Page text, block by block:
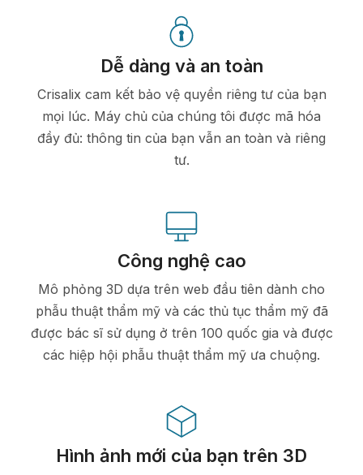
Dễ dàng và an toàn
Crisalix cam kết bảo vệ quyền riêng tư của bạn
mọi lúc. Máy chủ của chúng tôi được mã hóa
đầy đủ: thông tin của bạn vẫn an toàn và riêng
tư.
Công nghệ cao
Mô phỏng 3D dựa trên web đầu tiên dành cho
phẫu thuật thẩm mỹ và các thủ tục thẩm mỹ đã
được bác sĩ sử dụng ở trên 100 quốc gia và được
các hiệp hội phẫu thuật thẩm mỹ ưa chuộng.
Hình ảnh mới của bạn trên 3D